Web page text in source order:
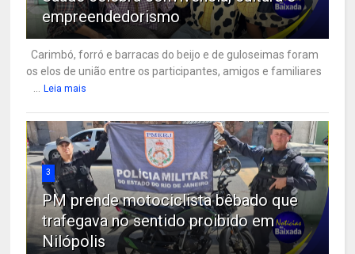
empreendedorismo
Carimbó, forró e barracas do beijo e de guloseimas foram
os elos de união entre os participantes, amigos e familiares
Leia mais
3
PM prende motociclista bêbado que
trafegava no sentido proibido em
Nilópolis